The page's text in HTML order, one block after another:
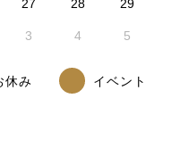
27 28 29
3 4 5
休み イベント